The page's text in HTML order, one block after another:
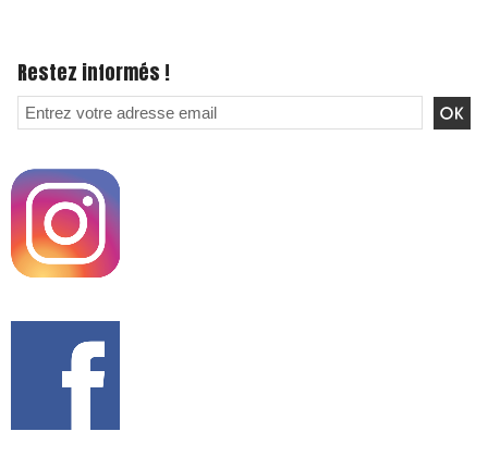
Restez informés !